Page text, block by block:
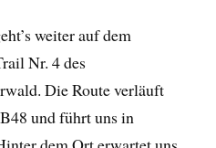
weiter auf dem
Nr. 4 des
Die Route verläuft
und führt uns in